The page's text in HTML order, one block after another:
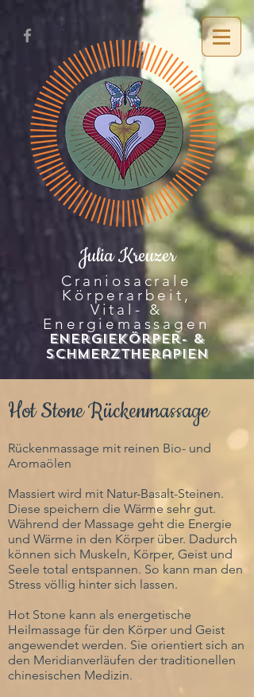
Julia Kreuzer
Craniosacrale
Körperarbeit,
Vital- &
Energiemassagen
Energiekörper- &
SchMerztherapien
Hot Stone Rückenmassage
Rückenmassage mit reinen Bio- und
Aromaölen
Massiert wird mit Natur-Basalt-Steinen.
Diese speichern die Wärme sehr gut.
Während der Massage geht die Energie
und Wärme in den Körper über. Dadurch
können sich Muskeln, Körper, Geist und
Seele total entspannen. So kann man den
Stress völlig hinter sich lassen.
Hot Stone kann als energetische
Heilmassage für den Körper und Geist
angewendet werden. Sie orientiert sich an
den Meridianverläufen der traditionellen
chinesischen Medizin.